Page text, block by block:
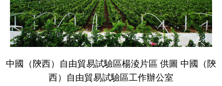
中國（陝西）自由貿易試驗區楊淩片區 供圖 中國（陝
西）自由貿易試驗區工作辦公室